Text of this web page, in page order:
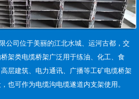
公司位于美丽的江北水城、运河古都，交
架类电缆桥架广泛用于练油、化工、食
层建筑、电力通讯、广播等工矿电缆桥架
也可作为电缆沟电缆遂道内支架使用。